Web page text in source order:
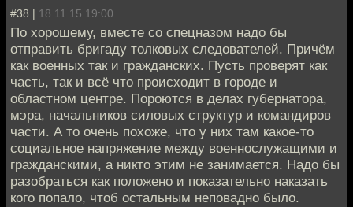
#38 | 18.11.15 19:00
По хорошему, вместе со спецназом надо бы
отправить бригаду толковых следователей. Причём
как военных так и гражданских. Пусть проверят как
часть, так и всё что происходит в городе и
областном центре. Пороются в делах губернатора,
мэра, начальников силовых структур и командиров
части. А то очень похоже, что у них там какое-то
социальное напряжение между военнослужащими и
гражданскими, а никто этим не занимается. Надо бы
разобраться как положено и показательно наказать
кого попало, чтоб остальным неповадно было.